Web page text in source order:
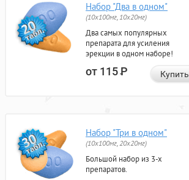
Набор "Два в одном"
(10x100мг, 10x20мг)
Два самых популярных
препарата для усиления
эрекции в одном наборе!
от 115Р Купить
Набор "Три в одном"
(10x100мг, 20x20мг)
Большой набор из 3-х
препаратов.